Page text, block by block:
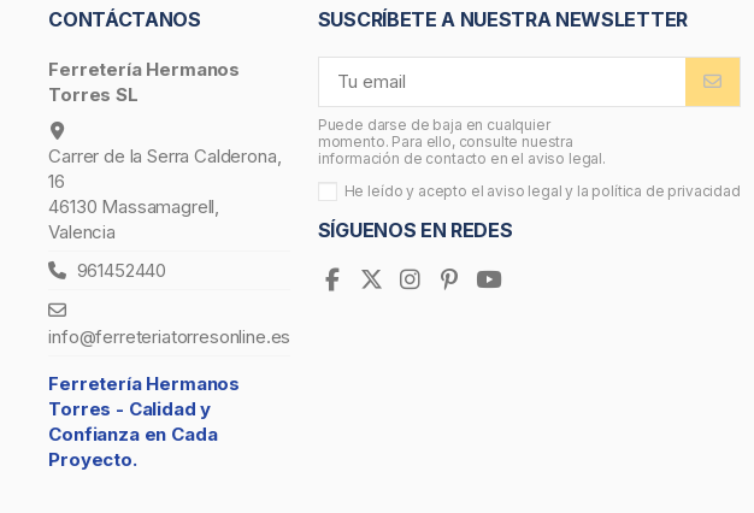
CONTÁCTANOS
Ferretería Hermanos
Torres SL
Carrer de la Serra Calderona,
16
46130 Massamagrell,
Valencia
961452440
info@ferreteriatorresonline.es
Ferretería Hermanos
Torres - Calidad y
Confianza en Cada
Proyecto.
SUSCRÍBETE A NUESTRA NEWSLETTER
Puede darse de baja en cualquier
momento. Para ello, consulte nuestra
información de contacto en el aviso legal.
He leído y acepto el aviso legal y la política de privacidad
SÍGUENOS EN REDES